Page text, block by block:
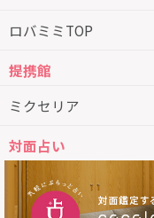
ロバミミTOP
提携館
ミクセリア
対面占い